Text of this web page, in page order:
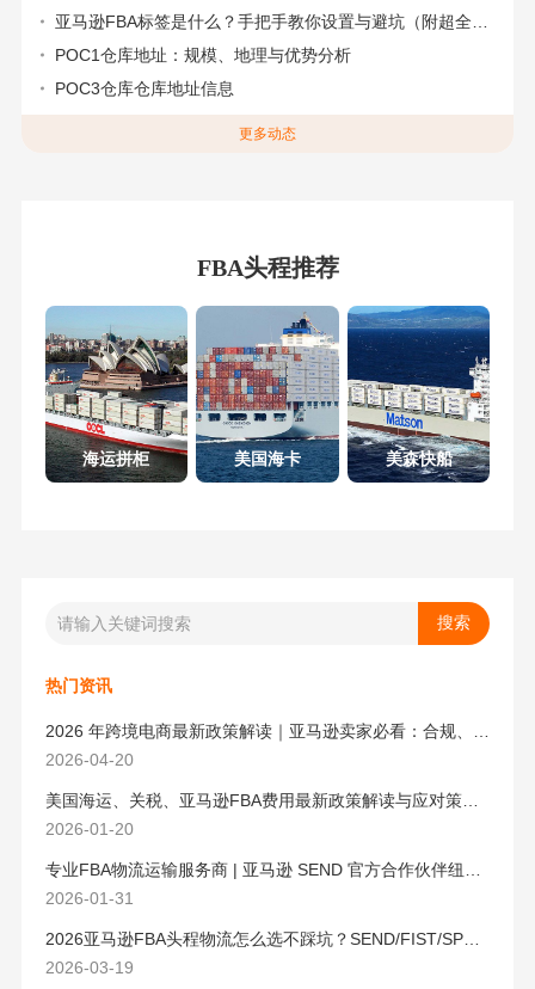
亚马逊FBA标签是什么？手把手教你设置与避坑（附超全指南）
POC1仓库地址：规模、地理与优势分析
POC3仓库仓库地址信息
更多动态
FBA头程推荐
海运拼柜 美国海卡 美森快船
热门资讯
2026-04-20
美国海运、关税、亚马逊FBA费用最新政策解读与应对策略（2026版）
2026-01-20
2026-01-31
2026亚马逊FBA头程物流怎么选不踩坑？SEND/FIST/SPN官方认证物流商，只有这家敢承诺“准达率第一”
2026-03-19